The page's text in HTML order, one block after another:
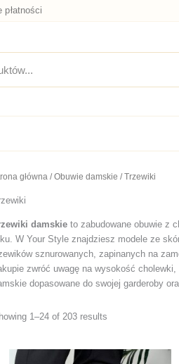
płatności
główna /Obuwie damskie / Trzewiki
damskie to zabudowane obuwie z
W Your Style znajdziesz modele ze
sznurowanych, zapinanych na
zwróć uwagę na wysokość
dopasowane do swojej garderoby
1–24 of 203 results